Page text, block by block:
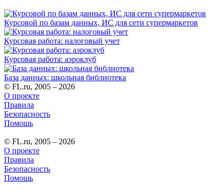
Курсовой по базам данных, ИС для сети супермаркетов
Курсовая работа: налоговый учет
Курсовая работа: аэроклуб
База данных: школьная библиотека
© FL.ru, 2005 – 2026
О проекте
Правила
Безопасность
Помощь
© FL.ru, 2005 – 2026
О проекте
Правила
Безопасность
Помощь